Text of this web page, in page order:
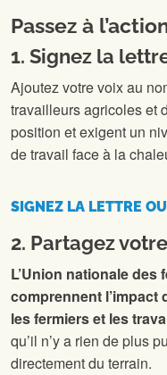
Passez à
1. Signez la
Ajoutez votre voix au
travailleurs agricoles et
position et exigent un
de travail face à la
SIGNEZ LA LETTRE
2. Partagez
L’Union nationale
comprennent
les fermiers et les
qu’il n’y a rien de plus
directement du terrain.